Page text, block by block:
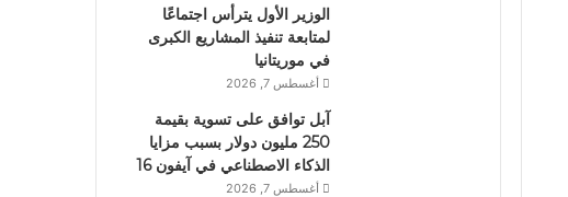
الوزير الأول يترأس اجتماعًا
لمتابعة تنفيذ المشاريع الكبرى
في موريتانيا
أغسطس 7, 2026
آبل توافق على تسوية بقيمة
250 مليون دولار بسبب مزايا
الذكاء الاصطناعي في آيفون 16
أغسطس 7, 2026